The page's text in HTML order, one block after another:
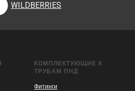
WILDBERRIES
КОМПЛЕКТУЮЩИЕ К
ТРУБАМ ПНД
Фитинги